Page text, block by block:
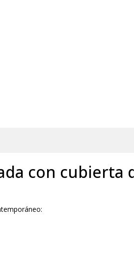
con cubierta